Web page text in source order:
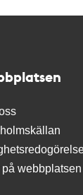
webbplatsen